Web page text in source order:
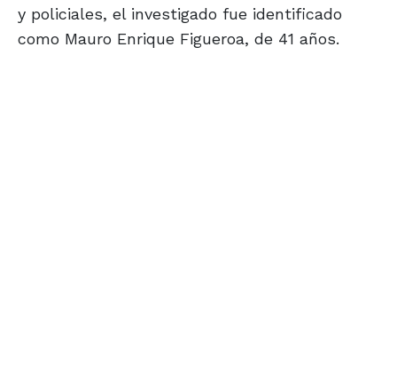
y policiales, el investigado fue identificado
como Mauro Enrique Figueroa, de 41 años.